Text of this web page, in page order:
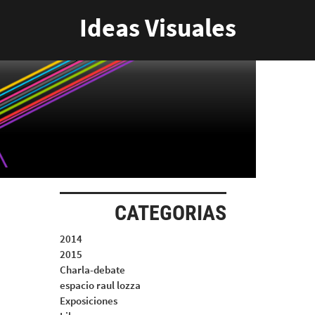
Ideas Visuales
CATEGORIAS
2014
2015
Charla-debate
espacio raul lozza
Exposiciones